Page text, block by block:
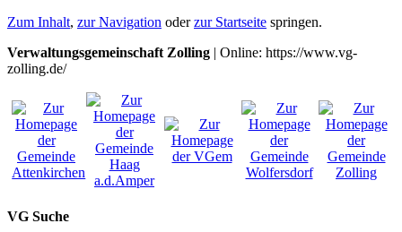
Zum Inhalt, zur Navigation oderzur Startseite springen.
Verwaltungsgemeinschaft Zolling | Online: https://www.vg-
zolling.de/
VG Suche